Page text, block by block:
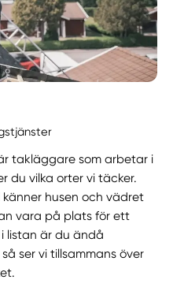
takläggare som arbetar i
du vilka orter vi täcker.
husen och vädret
vara på plats för ett
listan är du ändå
ser vi tillsammans över